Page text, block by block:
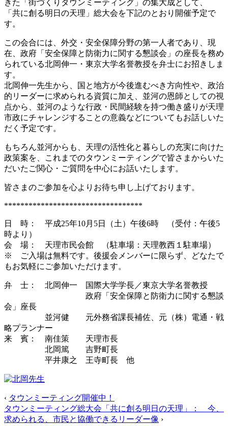
きた「街づくりタウンミーティング」の集大成として、
「共に創る明日の天理」総大会を下記のとおり開催予定で
す。
この会合には、外交・安全保障分野の第一人者であり、現
在、政府「安全保障と防衛力に関する懇談会」の座長を務め
られている北岡伸一・東京大学名誉教授を弁士にお招きしま
す。
北岡伸一先生から、国と地方が今後進むべき方向性や、政治
的リーダーに求められる資質に加え、並河の恩師としての視
点から、並河のような行政・民間経験を持つ働き盛りが天理
市政にチャレンジすることの意義などについてもお話しいた
だく予定です。
もちろん並河からも、天理の活性化と暮らしの充実に向けた
政策案を、これまでのタウンミーティングで皆さまからいた
だいたご関心・ご質問を中心にお話いたします。
皆さまのご参加を心よりお待ち申し上げております。
**********************************
日 時： 平成25年10月5日（土）午後6時 （受付：午後5
時より）
会 場： 天理市民会館 （駐車場：天理教西１駐車場）
※ ご入場は無料です。後援会メンバーに限らず、どなたで
もお気軽にご参加いただけます。
弁 士： 北岡伸一 国際大学学長／東京大学名誉教授
政府「安全保障と防衛力に関する懇談
会」座長
並河健 元外務省課長補佐、元（株）電通・戦
略プランナー
来 賓： 南佳策 天理市長
北岡篤 吉野町長
平井康之 王寺町長 他
‹ タウンミーティング開催中！
タウンミーティング総大会「共に創る明日の天理」： 今、
求められる、市民と協働できるリーダー像 ›